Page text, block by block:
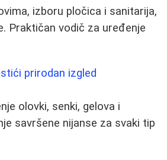
izboru pločica i sanitarija,
Praktičan vodič za uređenje
prirodan izgled
olovki, senki, gelova i
savršene nijanse za svaki tip